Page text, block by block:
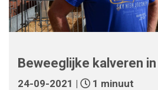
Beweeglijke kalveren
24-09-2021 | 1 minuut